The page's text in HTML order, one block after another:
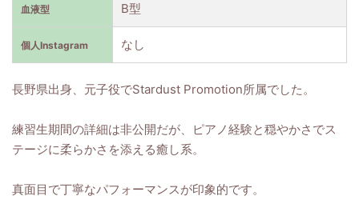
血液型 B型
個人Instagram なし
長野県出身、元子役でStardust Promotion所属でした。
練習生期間の詳細は非公開だが、ピアノ経験と穏やかさでス
テージに柔らかさを添える癒し系。
真面目で丁寧なパフォーマンスが印象的です。